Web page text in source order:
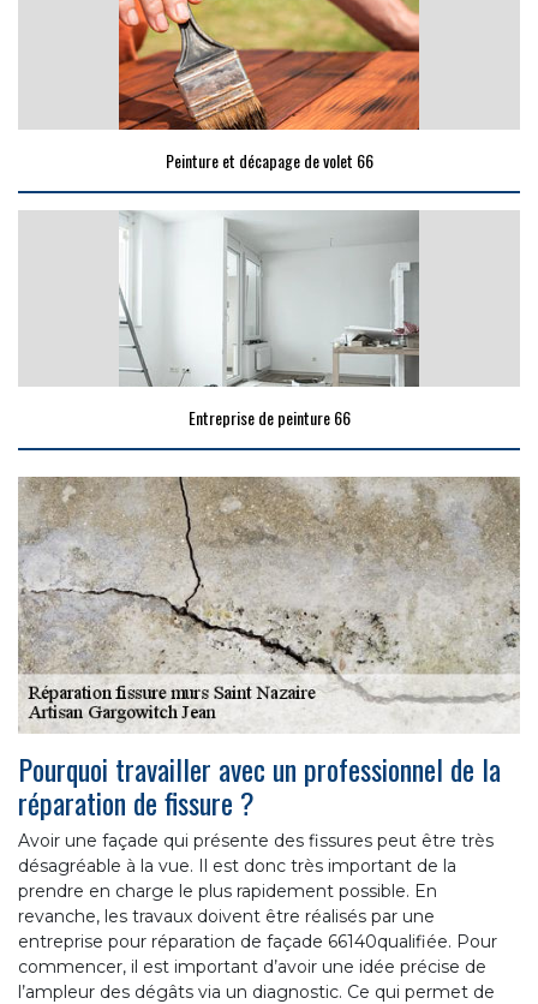
Peinture et décapage de volet 66
Entreprise de peinture 66
Pourquoi travailler avec un professionnel de la
réparation de fissure ?
Avoir une façade qui présente des fissures peut être très
désagréable à la vue. Il est donc très important de la
prendre en charge le plus rapidement possible. En
revanche, les travaux doivent être réalisés par une
entreprise pour réparation de façade 66140qualifiée. Pour
commencer, il est important d’avoir une idée précise de
l’ampleur des dégâts via un diagnostic. Ce qui permet de